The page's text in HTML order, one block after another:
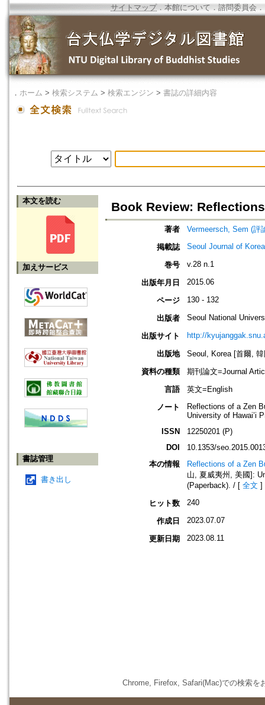
サイトマップ．本館について ． 諮問委員会 ．
． ホーム > 検索システム > 検索エンジン > 書誌の詳細内容
本文を読む
加えサービス
書誌管理
書き出し
Book Review:
著者
Vermeersch, Sem (評
掲載誌
Seoul Journal of
巻号 v.28 n.1
出版年月日 2015.06
ページ 130 - 132
出版者 Seoul National
出版サイト http://
出版地
Seoul, Korea [首爾,
資料の種類
期刊論文=Journal
言語
英文=English
ノート
Reflections of a Zen
University of Hawai’i
ISSN
12250201 (P)
DOI
10.1353/
本の情報
Reflections of a Zen
山, 夏威夷州, 美國]:
(Paperback). / [ 全文 ]
ヒット数
240
作成日 2023.07.07
更新日期 2023.08.11
Chrome, Firefox, Safari(Mac)での検索を